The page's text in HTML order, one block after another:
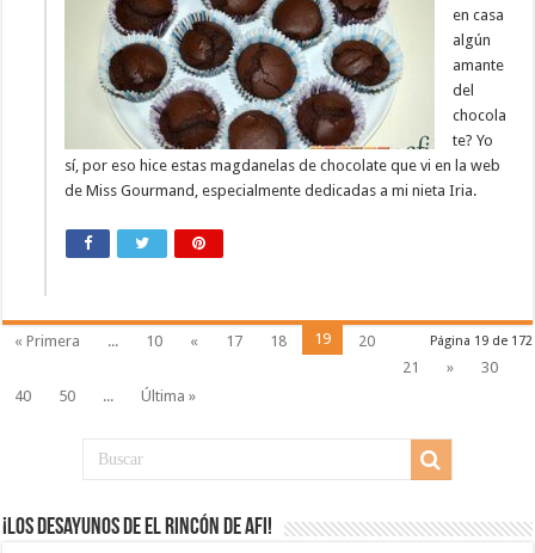
en casa
algún
amante
del
chocola
te? Yo
sí, por eso hice estas magdanelas de chocolate que vi en la web
de Miss Gourmand, especialmente dedicadas a mi nieta Iria.
Página 19 de 172
« Primera ... 10 « 17 18 19
20
21
»
30
40
50 ... Última »
¡Los desayunos de El Rincón de Afi!